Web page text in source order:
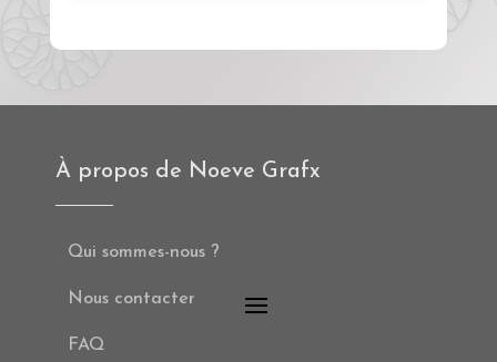
À propos de Noeve Grafx
Qui sommes-nous ?
Nous contacter
FAQ